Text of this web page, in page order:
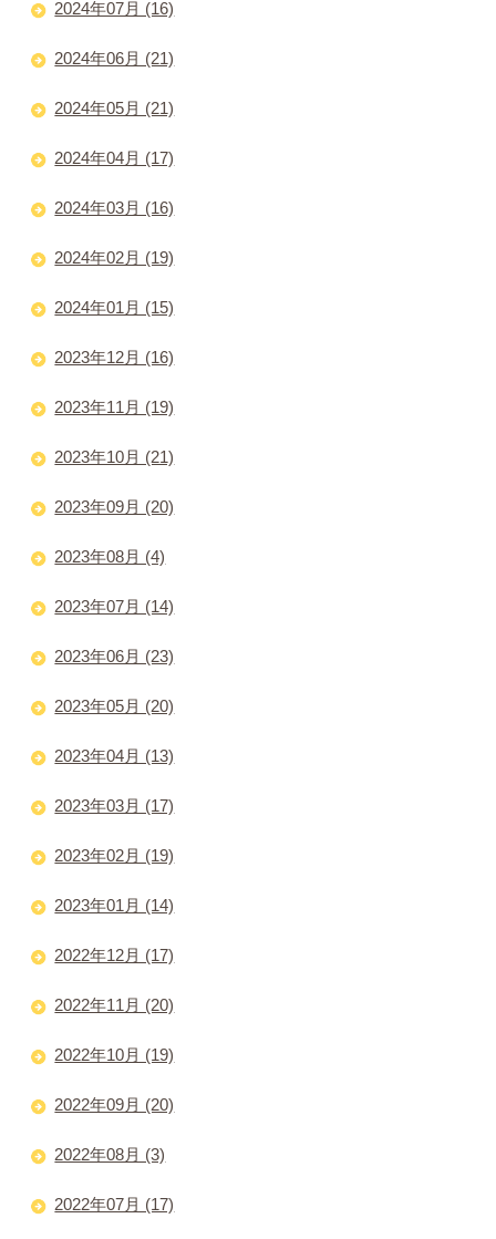
2024年07月 (16)
2024年06月 (21)
2024年05月 (21)
2024年04月 (17)
2024年03月 (16)
2024年02月 (19)
2024年01月 (15)
2023年12月 (16)
2023年11月 (19)
2023年10月 (21)
2023年09月 (20)
2023年08月 (4)
2023年07月 (14)
2023年06月 (23)
2023年05月 (20)
2023年04月 (13)
2023年03月 (17)
2023年02月 (19)
2023年01月 (14)
2022年12月 (17)
2022年11月 (20)
2022年10月 (19)
2022年09月 (20)
2022年08月 (3)
2022年07月 (17)